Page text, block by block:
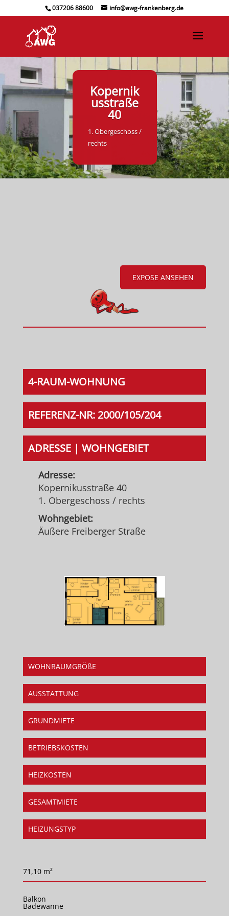
037206 88600 info@awg-frankenberg.de
Kopernik
usstraße
40
1. Obergeschoss /
rechts
EXPOSE ANSEHEN
4-RAUM-WOHNUNG
REFERENZ-NR: 2000/105/204
ADRESSE | WOHNGEBIET
Adresse:
Kopernikusstraße 40
1. Obergeschoss / rechts
Wohngebiet:
Äußere Freiberger Straße
WOHNRAUMGRÖßE
AUSSTATTUNG
GRUNDMIETE
BETRIEBSKOSTEN
HEIZKOSTEN
GESAMTMIETE
HEIZUNGSTYP
71,10 m²
Balkon
Badewanne